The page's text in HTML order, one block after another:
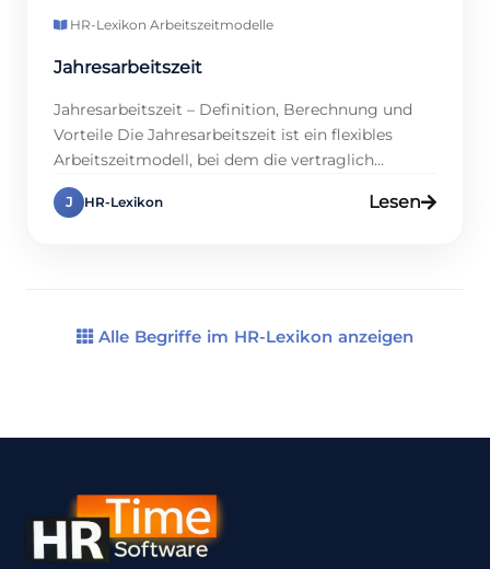
HR-Lexikon·Arbeitszeitmodelle
Jahresarbeitszeit
Jahresarbeitszeit – Definition, Berechnung und
Vorteile Die Jahresarbeitszeit ist ein flexibles
Arbeitszeitmodell, bei dem die vertraglich
vereinbarte Gesamtarbeitszeit eines Mitarbeiters
über ein ganzes Kalenderjahr betrachtet wird.
dass sich der Jahresgesamtwert verändert. […]
J HR-Lexikon Lesen
Alle Begriffe im HR-Lexikon anzeigen